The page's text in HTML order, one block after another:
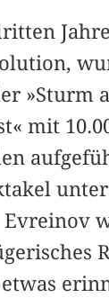
»Sturm
mit